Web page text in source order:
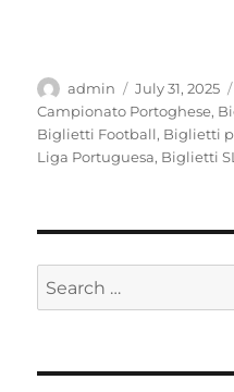
Author
admin
Posted
on
July 31, 2025
Campionato Portoghese,
Biglietti Football, Biglietti
Liga Portuguesa, Biglietti
Search
for: